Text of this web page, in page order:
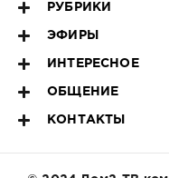
РУБРИКИ
ЭФИРЫ
ИНТЕРЕСНОЕ
ОБЩЕНИЕ
КОНТАКТЫ